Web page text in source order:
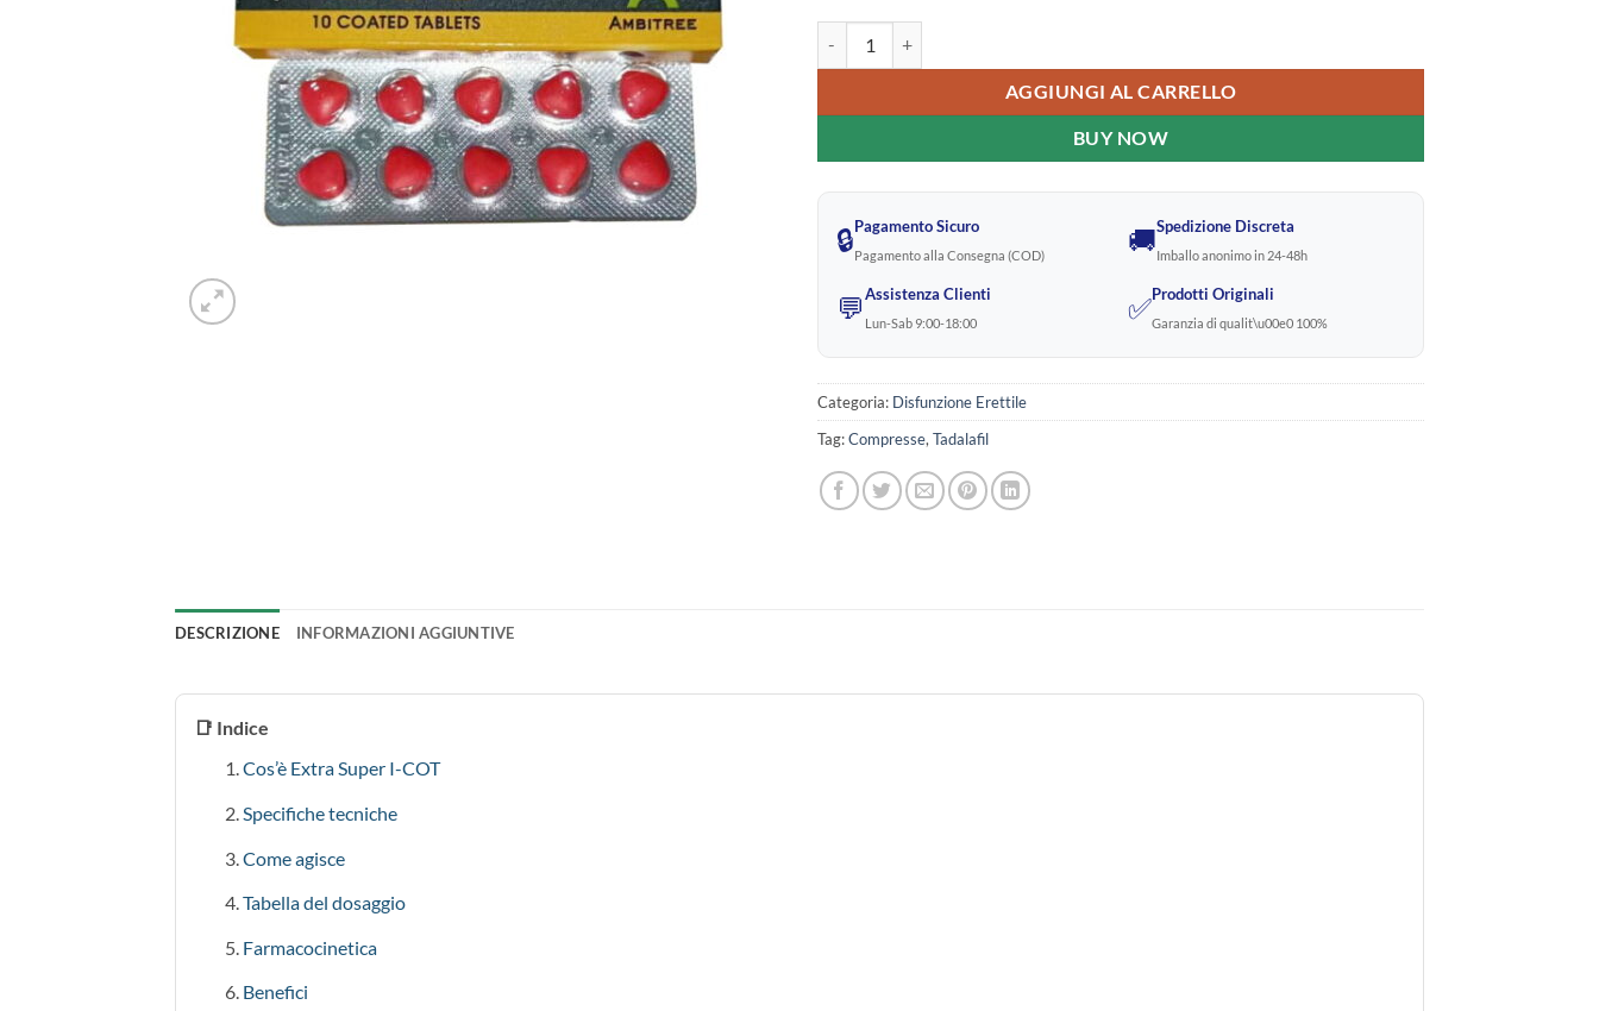
AGGIUNGI AL CARRELLO
BUY NOW
🔒Pagamento Sicuro
Pagamento alla Consegna (COD) 🚚Spedizione Discreta
Imballo anonimo in 24-48h
💬Assistenza Clienti
Lun-Sab 9:00-18:00 ✅Prodotti Originali
Garanzia di qualit\u00e0 100%
Categoria: Disfunzione Erettile
Tag:Compresse, Tadalafil
DESCRIZIONE INFORMAZIONI AGGIUNTIVE
📑 Indice
Cos’è Extra Super I-COT
Specifiche tecniche
Come agisce
Tabella del dosaggio
Farmacocinetica
Benefici